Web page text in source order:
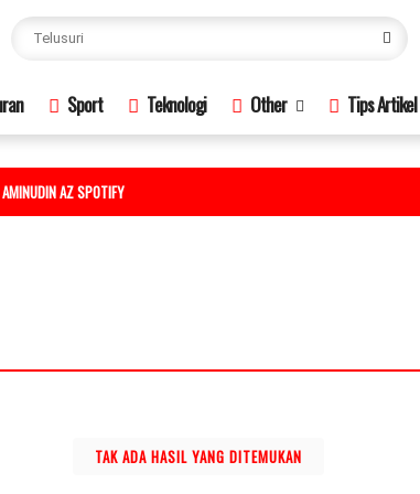
Sport Teknologi Other Tips Artikel
AMINUDIN AZ SPOTIFY
TAK ADA HASIL YANG DITEMUKAN